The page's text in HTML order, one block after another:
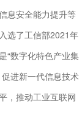
息安全能力提升等
选了工信部2021年
“数字化特色产业集
进新一代信息技术
，推动工业互联网